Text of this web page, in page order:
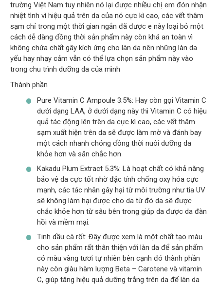
trường Việt Nam tuy nhiên nó lại được nhiều chị em đón nhận
nhiệt tình vì hiệu quả trên da của nó cực kì cao, các vết thâm
sạm chỉ trong một thời gian ngắn đã được e này loại bỏ một
cách dễ dàng đồng thời sản phẩm này còn khá an toàn vì
không chứa chất gây kích ứng cho làn da nên những làn da
yếu hay nhạy cảm vẫn có thể lựa chọn sản phẩm này vào
trong chu trình dưỡng da của mình
Thành phần
Pure Vitamin C Ampoule 3.5%: Hay còn gọi Vitamin C
dưới dạng LAA, ở dưới dạng này thì Vitamin C có hiệu
quả tác động lên trên da cực kì cao, các vết thâm
sạm xuất hiện trên da sẽ được làm mờ và đánh bay
một cách nhanh chóng đồng thời nuôi dưỡng da
khỏe hơn và săn chắc hơn
Kakadu Plum Extract 5.3%: Là hoạt chất có khả năng
bảo vệ da cực tốt nhờ đặc tính chống oxy hóa cực
mạnh, các tác nhân gây hại từ môi trường như tia UV
sẽ không làm hại được cho da từ đó da sẽ được
chắc khỏe hơn từ sâu bên trong giúp da được da đàn
hồi và mềm mại.
Tinh dầu cà rốt: Đây được xem là một chất tạo màu
cho sản phẩm rất thân thiện với làn da để sản phẩm
có màu vàng tươi tự nhiên bên cạnh đó thành phần
này còn giàu hàm lượng Beta – Carotene và vitamin
C, giúp tăng hiệu quả dưỡng trắng trên da để làn da